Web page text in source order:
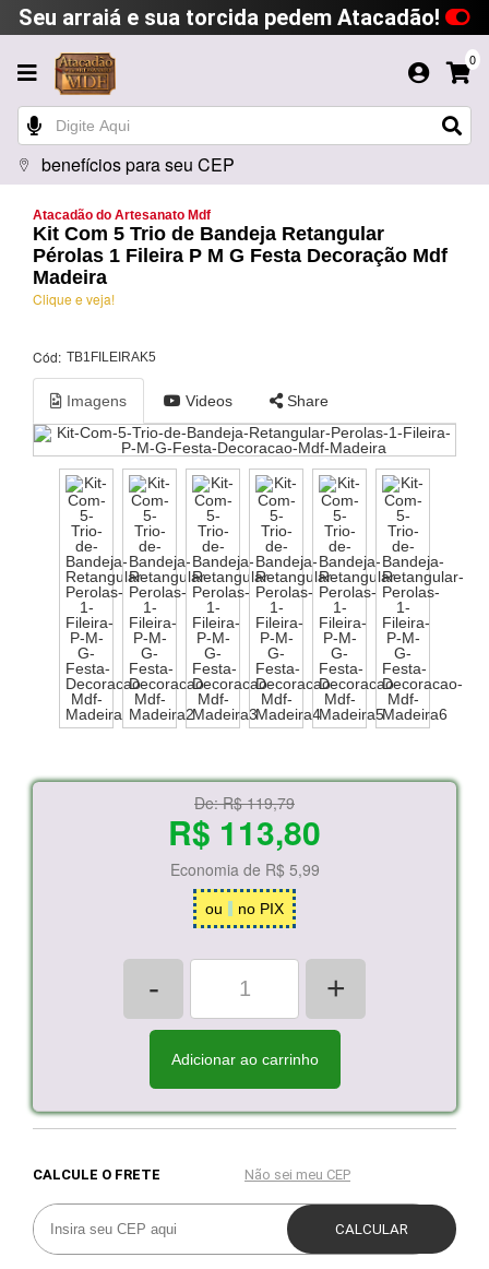
Seu arraiá e sua torcida pedem Atacadão!
0
benefícios para seu CEP
Atacadão do Artesanato Mdf
Kit Com 5 Trio de Bandeja Retangular
Pérolas 1 Fileira P M G Festa Decoração Mdf
Madeira
Clique e veja!
Cód: TB1FILEIRAK5
Imagens Videos Share
De:R$ 119,79
R$ 113,80
Economia de R$ 5,99
ou no PIX
- +
Adicionar ao carrinho